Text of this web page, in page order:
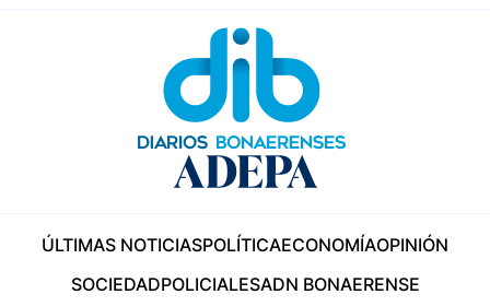
ÚLTIMAS NOTICIASPOLÍTICAECONOMÍAOPINIÓN
SOCIEDADPOLICIALESADN BONAERENSE